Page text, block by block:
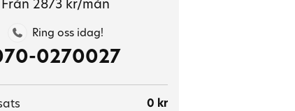
Från 2873 kr/mån
 Ring oss idag!
0270027
0 kr